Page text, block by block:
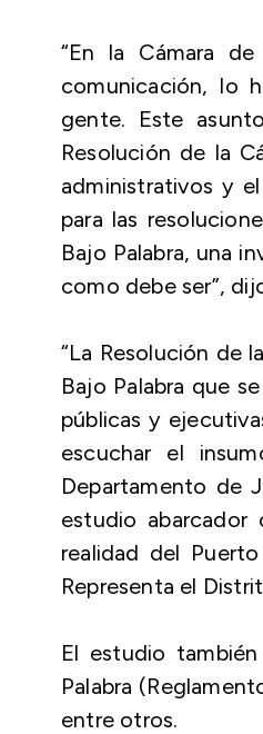
“En la Cámara
comunicación, lo
gente. Este
Resolución de la
administrativos y
para las
Bajo Palabra, una
como debe ser”,
“La Resolución de
Bajo Palabra que
públicas y
escuchar el
Departamento de
estudio
realidad del
Representa el
El estudio
Palabra
entre otros.